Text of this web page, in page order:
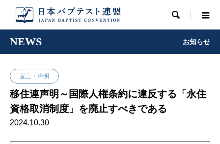

NEWS お知らせ
宣言・声明
移住連声明～国際人権条約に違反する「永住
資格取消制度」を廃止すべきである
2024.10.30